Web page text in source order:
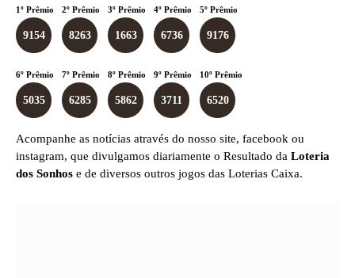
1º Prêmio
9154
2º Prêmio
8263
3º Prêmio
1663
4º Prêmio
6736
5º Prêmio
9176
6º Prêmio
5035
7º Prêmio
6285
8º Prêmio
5862
9º Prêmio
3711
10º Prêmio
6520
Acompanhe as notícias através do nosso site, facebook ou
instagram, que divulgamos diariamente o Resultado da Loteria
dos Sonhos e de diversos outros jogos das Loterias Caixa.